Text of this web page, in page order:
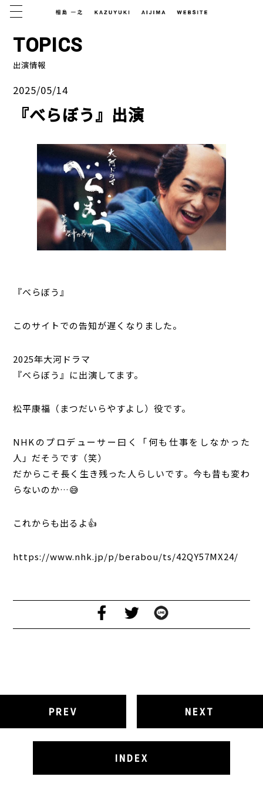
TOPICS
出演情報
2025/05/14
『べらぼう』出演
『べらぼう』
このサイトでの告知が遅くなりました。
2025年大河ドラマ
『べらぼう』に出演してます。
松平康福（まつだいらやすよし）役です。
NHKのプロデューサー曰く「何も仕事をしなかった
人」だそうです（笑）
だからこそ長く生き残った人らしいです。今も昔も変わ
らないのか…😅
これからも出るよ👍
https://www.nhk.jp/p/berabou/ts/42QY57MX24/
PREV NEXT
INDEX